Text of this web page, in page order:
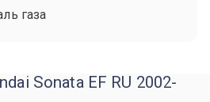
газа
Sonata EF RU 2002-